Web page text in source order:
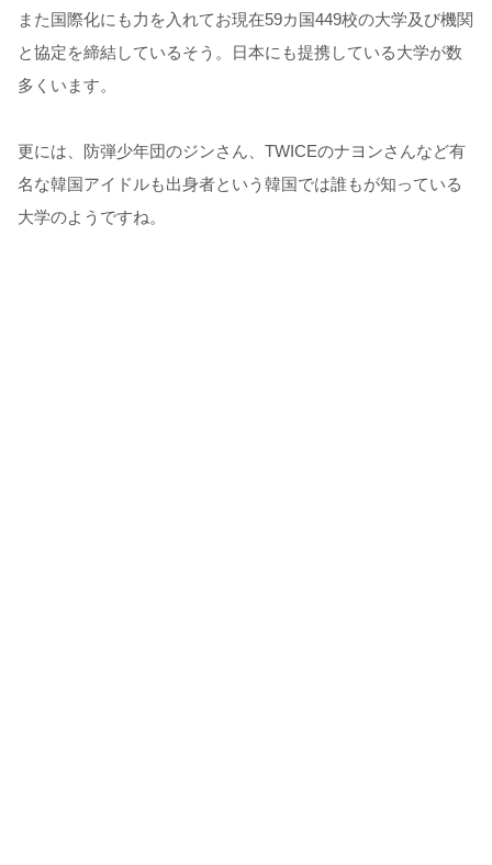
また国際化にも力を入れてお現在59カ国449校の大学及び機関
と協定を締結しているそう。日本にも提携している大学が数
多くいます。
更には、防弾少年団のジンさん、TWICEのナヨンさんなど有
名な韓国アイドルも出身者という韓国では誰もが知っている
大学のようですね。